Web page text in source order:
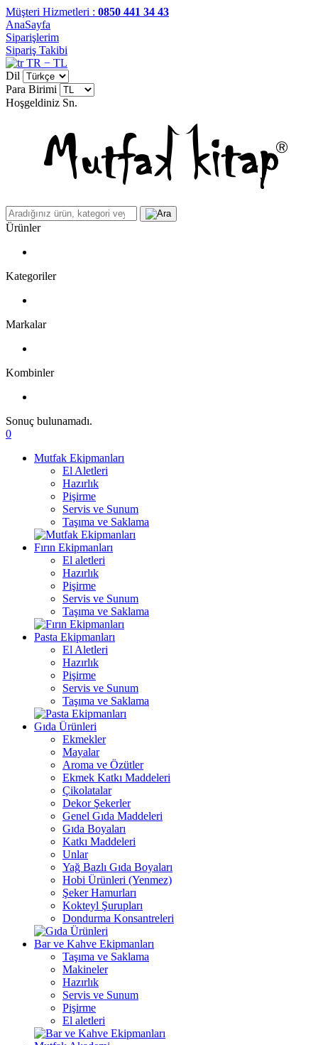
Müşteri Hizmetleri : 0850 441 34 43
AnaSayfa
Siparişlerim
Sipariş Takibi
TR − TL
Dil
Para Birimi
Hoşgeldiniz Sn.
Ürünler
Kategoriler
Markalar
Kombinler
Sonuç bulunamadı.
0
Mutfak Ekipmanları
El Aletleri
Hazırlık
Pişirme
Servis ve Sunum
Taşıma ve Saklama
Fırın Ekipmanları
El aletleri
Hazırlık
Pişirme
Servis ve Sunum
Taşıma ve Saklama
Pasta Ekipmanları
El Aletleri
Hazırlık
Pişirme
Servis ve Sunum
Taşıma ve Saklama
Gıda Ürünleri
Ekmekler
Mayalar
Aroma ve Özütler
Ekmek Katkı Maddeleri
Çikolatalar
Dekor Şekerler
Genel Gıda Maddeleri
Gıda Boyaları
Katkı Maddeleri
Unlar
Yağ Bazlı Gıda Boyaları
Hobi Ürünleri (Yenmez)
Şeker Hamurları
Kokteyl Şurupları
Dondurma Konsantreleri
Bar ve Kahve Ekipmanları
Taşıma ve Saklama
Makineler
Hazırlık
Servis ve Sunum
Pişirme
El aletleri